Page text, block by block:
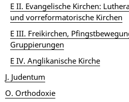
E II. Evangelische Kirchen:
und vorreformatorische Kirchen
E III. Freikirchen,
Gruppierungen
E IV. Anglikanische Kirche
J. Judentum
O. Orthodoxie